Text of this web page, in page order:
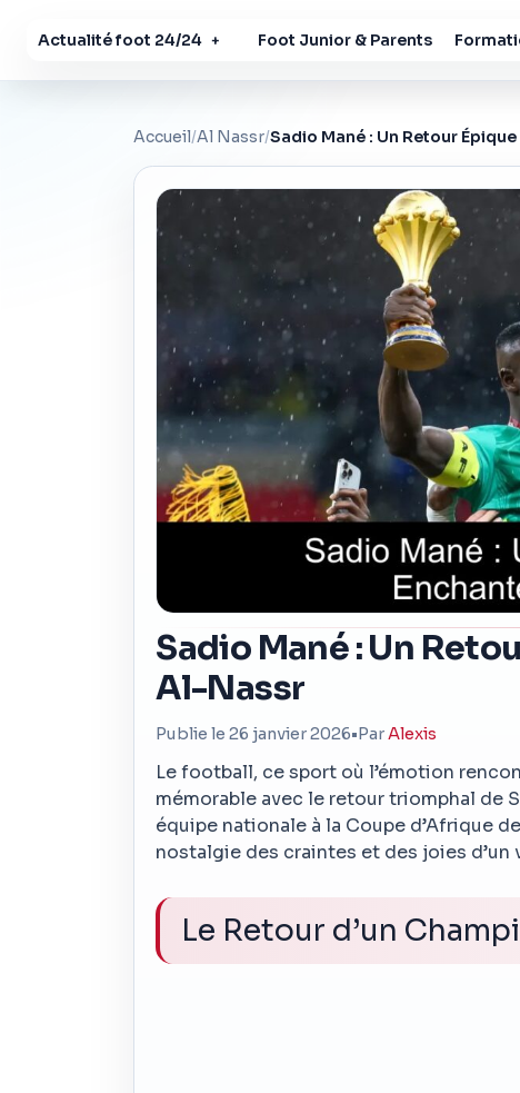
Actualité foot 24/24 + Foot Junior & Parents
Accueil/Al Nassr/Sadio Mané : Un Retour
Sadio Mané : Un
Al-Nassr
Publie le 26 janvier 2026•ParAlexis
Le football, ce sport où l’émotion
mémorable avec le retour triomphal de
équipe nationale à la Coupe d’Afrique
nostalgie des craintes et des joies d’un
Le Retour d’un